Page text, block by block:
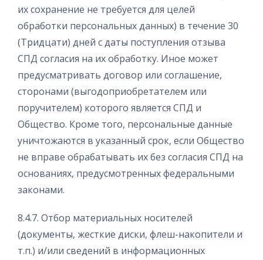
их сохранение не требуется для целей
обработки персональных данных) в течение 30
(Тридцати) дней с даты поступления отзыва
СПД согласия на их обработку. Иное может
предусматривать договор или соглашение,
сторонами (выгодоприобретателем или
поручителем) которого является СПД и
Общество. Кроме того, персональные данные
уничтожаются в указанный срок, если Общество
не вправе обрабатывать их без согласия СПД на
основаниях, предусмотренных федеральными
законами.
8.4.7. Отбор материальных носителей
(документы, жесткие диски, флеш-накопители и
т.п.) и/или сведений в информационных